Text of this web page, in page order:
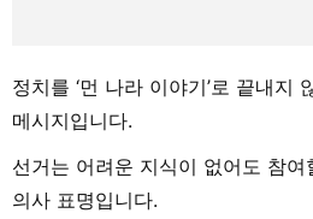
정치를 ‘먼 나라 이야기’로 끝내지
메시지입니다.
선거는 어려운 지식이 없어도 참
의사 표명입니다.